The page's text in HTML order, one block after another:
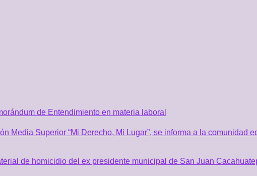
de Entendimiento en materia laboral
Media Superior “Mi Derecho, Mi Lugar”, se informa a la comunidad
de homicidio del ex presidente municipal de San Juan